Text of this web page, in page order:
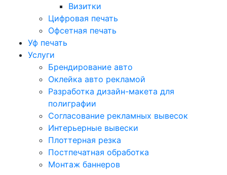
Визитки
Цифровая печать
Офсетная печать
Уф печать
Услуги
Брендирование авто
Оклейка авто рекламой
Разработка дизайн-макета для
полиграфии
Согласование рекламных вывесок
Интерьерные вывески
Плоттерная резка
Постпечатная обработка
Монтаж баннеров